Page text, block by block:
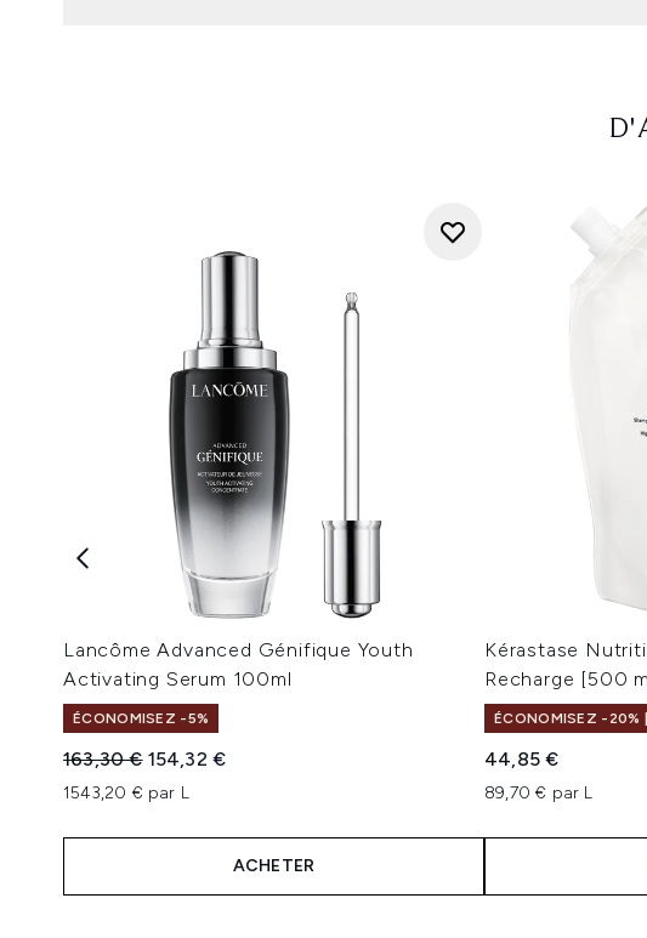
Lancôme Advanced Génifique Youth
Activating Serum 100ml
ÉCONOMISEZ -5%
Prix de vente :
163,30 € Prix ​​actuel :
154,32 €
1543,20 € par L
ACHETER
Kérastase
Recharge [500
ÉCONOMISEZ -20%
44,85 €
89,70 € par L